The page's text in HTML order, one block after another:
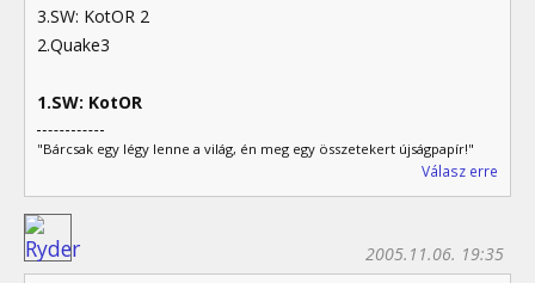
3.SW: KotOR 2
2.Quake3
1.SW: KotOR
"Bárcsak egy légy lenne a világ, én meg egy összetekert újságpapír!"
Válasz erre
2005.11.06. 19:35